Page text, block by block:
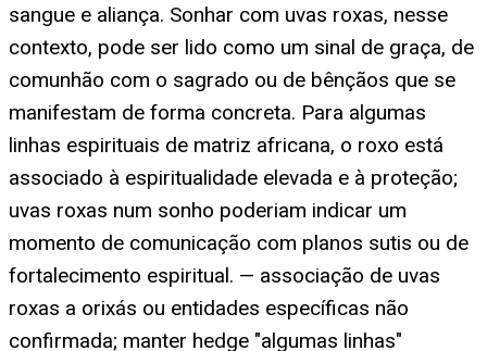
sangue e aliança. Sonhar com uvas roxas, nesse
contexto, pode ser lido como um sinal de graça, de
comunhão com o sagrado ou de bênçãos que se
manifestam de forma concreta. Para algumas
linhas espirituais de matriz africana, o roxo está
associado à espiritualidade elevada e à proteção;
uvas roxas num sonho poderiam indicar um
momento de comunicação com planos sutis ou de
fortalecimento espiritual. — associação de uvas
roxas a orixás ou entidades específicas não
confirmada; manter hedge "algumas linhas"